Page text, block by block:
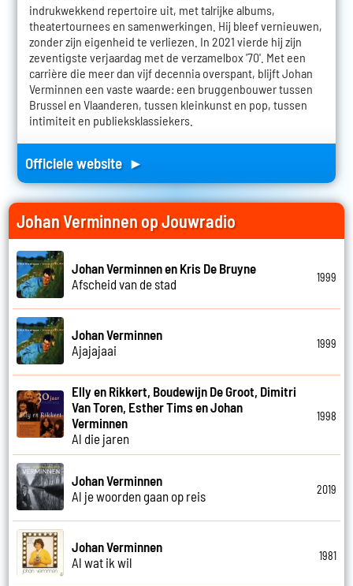
indrukwekkend repertoire uit, met talrijke albums,
theatertournees en samenwerkingen. Hij bleef vernieuwen,
zonder zijn eigenheid te verliezen. In 2021 vierde hij zijn
zeventigste verjaardag met de verzamelbox '70'. Met een
carrière die meer dan vijf decennia overspant, blijft Johan
Verminnen een vaste waarde: een bruggenbouwer tussen
Brussel en Vlaanderen, tussen kleinkunst en pop, tussen
intimiteit en publieksklassiekers.
Officiele website ►
Johan Verminnen op Jouwradio
Johan Verminnen en Kris De Bruyne
Afscheid van de stad
1999
Johan Verminnen
Ajajajaai
1999
Elly en Rikkert, Boudewijn De Groot, Dimitri
Van Toren, Esther Tims en Johan
Verminnen
Al die jaren
1998
Johan Verminnen
Al je woorden gaan op reis
2019
Johan Verminnen
Al wat ik wil
1981